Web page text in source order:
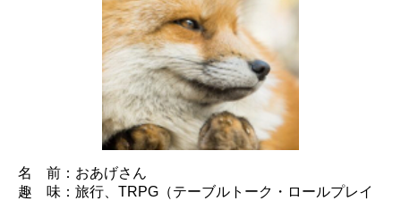
名 前：おあげさん
趣 味：旅行、TRPG（テーブルトーク・ロールプレイ